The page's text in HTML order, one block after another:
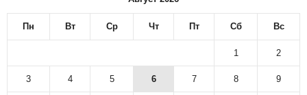
Пн Вт Ср Чт Пт Сб Вс
1 2
3 4 5 6 7 8 9